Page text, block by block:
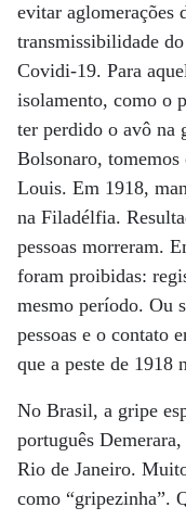
evitar aglomerações
transmissibilidade
Covidi-19. Para
isolamento, como o
ter perdido o avô na
Bolsonaro,
Louis. Em 1918,
na Filadélfia.
pessoas morreram.
foram proibidas:
mesmo período. Ou
pessoas e o contato
que a peste de 1918
No Brasil, a gripe
português
Rio de Janeiro.
como “gripezinha”.